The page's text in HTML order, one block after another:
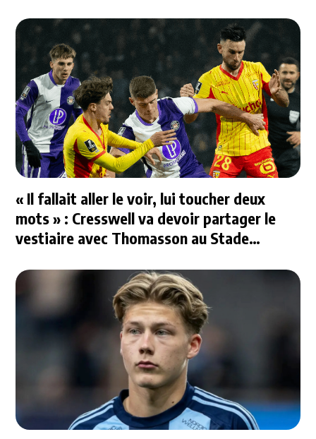
« Il fallait aller le voir, lui toucher deux
mots » : Cresswell va devoir partager le
vestiaire avec Thomasson au Stade